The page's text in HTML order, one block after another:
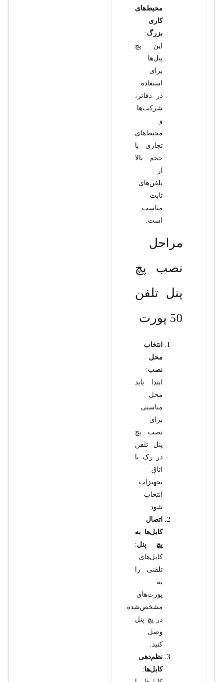
محیط‌های
کاری
بزرگ:
این پچ
پنل‌ها
برای
استفاده
در دفاتر،
شرکت‌ها
و
محیط‌های
تجاری با
حجم بالا
از
تلفن‌های
ثابت
مناسب
است.
مراحل
نصب پچ
پنل تلفن
50 پورت
انتخاب
محل
نصب:
ابتدا باید
محل
مناسبی
برای
نصب پچ
پنل تلفن
در رک یا
اتاق
تجهیزات
انتخاب
شود.
اتصال
کابل‌ها به
پچ پنل:
کابل‌های
تلفنی را
به
پورت‌های
مشخص‌شده
در پچ پنل
وصل
کنید.
نظم‌دهی
کابل‌ها: